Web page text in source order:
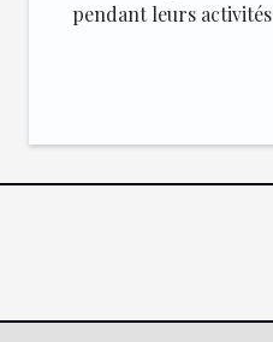
pendant leurs